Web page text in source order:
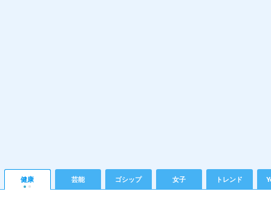
健康 芸能 ゴシップ 女子 トレンド